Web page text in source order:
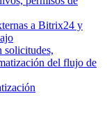
a Bitrix24 y
solicitudes,
del flujo de